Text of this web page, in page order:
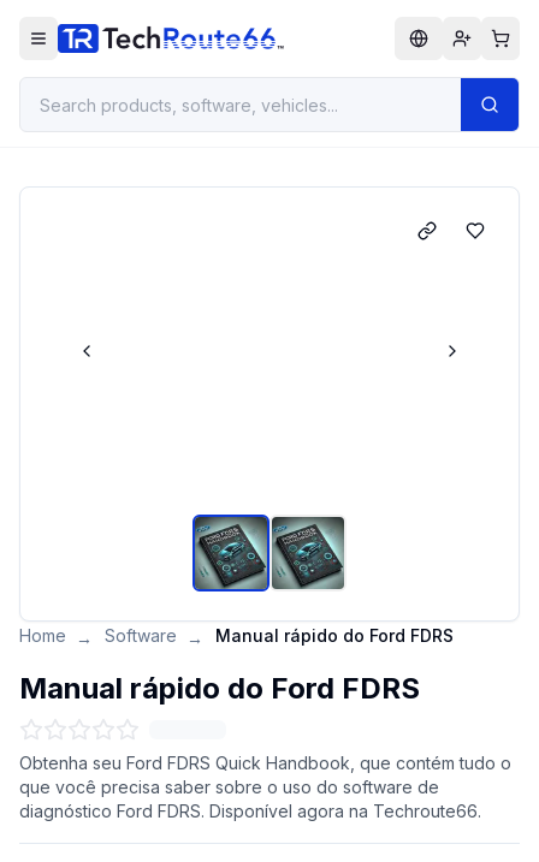
Home → Software → Manual rápido do Ford FDRS
Manual rápido do Ford FDRS
Obtenha seu Ford FDRS Quick Handbook, que contém tudo o
que você precisa saber sobre o uso do software de
diagnóstico Ford FDRS. Disponível agora na Techroute66.